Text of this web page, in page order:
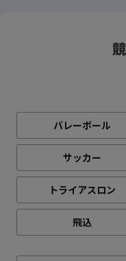
バレーボール
サッカー
トライアスロン
飛込